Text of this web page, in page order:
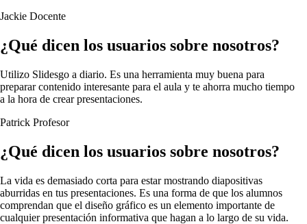
Jackie Docente
¿Qué dicen los usuarios sobre nosotros?
Utilizo Slidesgo a diario. Es una herramienta muy buena para
preparar contenido interesante para el aula y te ahorra mucho tiempo
a la hora de crear presentaciones.
Patrick Profesor
¿Qué dicen los usuarios sobre nosotros?
La vida es demasiado corta para estar mostrando diapositivas
aburridas en tus presentaciones. Es una forma de que los alumnos
comprendan que el diseño gráfico es un elemento importante de
cualquier presentación informativa que hagan a lo largo de su vida.